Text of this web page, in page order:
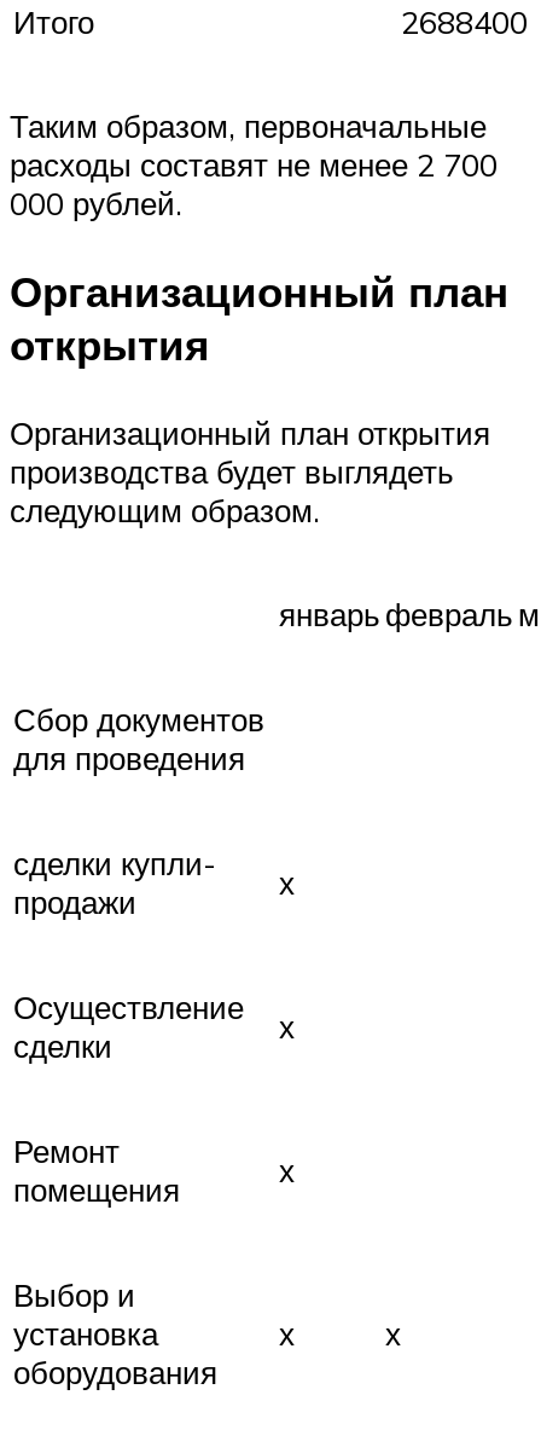
Итого 2688400
Таким образом, первоначальные
расходы составят не менее 2 700
000 рублей.
Организационный план
открытия
Организационный план открытия
производства будет выглядеть
следующим образом.
январьфевраль
Сбор документов
для проведения
сделки купли-
продажи
х
Осуществление
сделки
х
Ремонт
помещения
х
Выбор и
установка
оборудования
х х